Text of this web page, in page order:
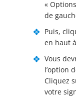
«
de
Puis,
en haut
Vous
l’option
Cliquez
votre